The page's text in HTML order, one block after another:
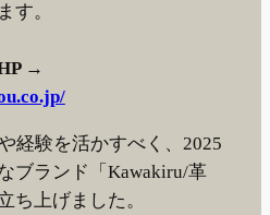
す。
→
経験を活かすべく、2025
ブランド「Kawakiru/革
ち上げました。